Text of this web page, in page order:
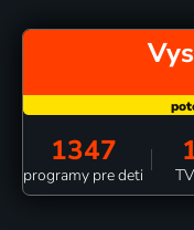
1347
programy pre deti